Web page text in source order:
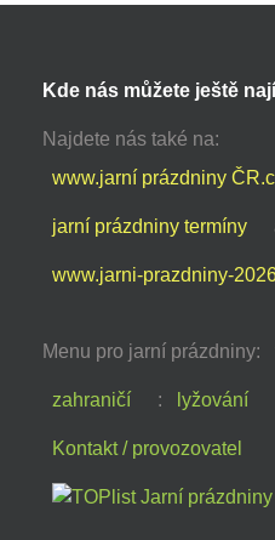
Kde nás můžete ještě
Najdete nás také na:
www.jarní prázdniny
jarní prázdniny termíny
www.jarni-prazdniny-
Menu pro jarní prázdniny:
zahraničí : lyžování
Kontakt / provozovatel